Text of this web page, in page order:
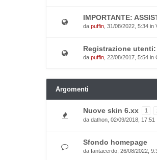
IMPORTANTE:
da puffin , 31/08/2022, 5:34 in
Registrazione
da puffin , 22/08/2017, 5:54 in
Argomenti
Nuove skin 6.xx 1
da dathon , 02/09/2018, 17:51
Sfondo homepage
da fantacerdo , 26/08/2022,